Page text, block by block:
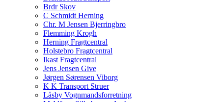
Brdr Skov
C Schmidt Herning
Chr. M Jensen Bjerringbro
Flemming Krogh
Herning Fragtcentral
Holstebro Fragtcentral
Ikast Fragtcentral
Jens Jensen Give
Jørgen Sørensen Viborg
K K Transport Struer
Låsby Vognmandsforretning